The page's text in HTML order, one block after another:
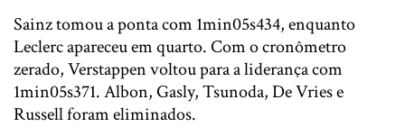
Sainz tomou a ponta com 1min05s434, enquanto
Leclerc apareceu em quarto. Com o cronômetro
zerado, Verstappen voltou para a liderança com
1min05s371. Albon, Gasly, Tsunoda, De Vries e
Russell foram eliminados.